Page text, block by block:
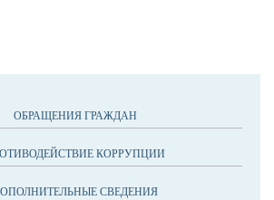
ОБРАЩЕНИЯ ГРАЖДАН
КОРРУПЦИИ
СВЕДЕНИЯ